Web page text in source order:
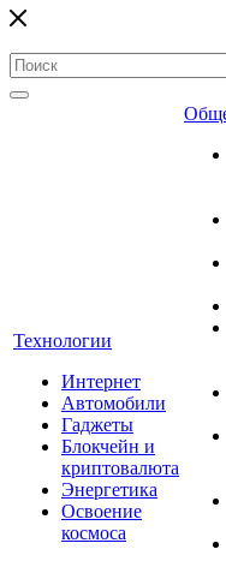
Технологии
Интернет
Автомобили
Гаджеты
Блокчейн и
криптовалюта
Энергетика
Освоение
космоса